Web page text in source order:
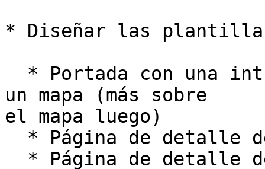
* Diseñar las
un mapa (más sobre
el mapa luego)